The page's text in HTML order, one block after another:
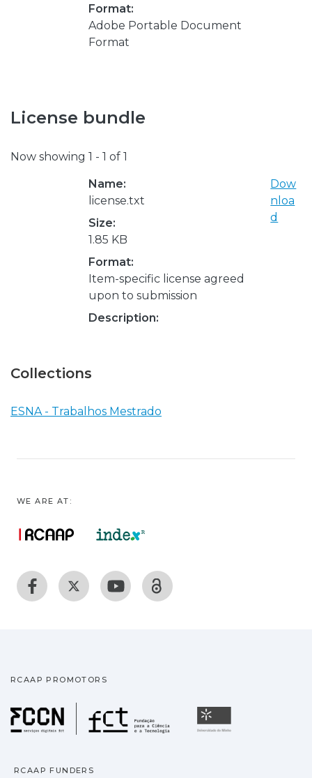
Format:
Adobe Portable Document
Format
License bundle
Now showing 1 - 1 of 1
Name:
license.txt
Size:
1.85 KB
Format:
Item-specific license agreed
upon to submission
Description:
Dow
nloa
d
Collections
ESNA - Trabalhos Mestrado
WE ARE AT:
RCAAP PROMOTORS
Fundação para a
RCAAP FUNDERS